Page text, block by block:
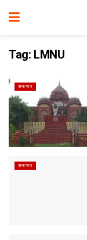
Tag: LMNU
समाचार
समाचार